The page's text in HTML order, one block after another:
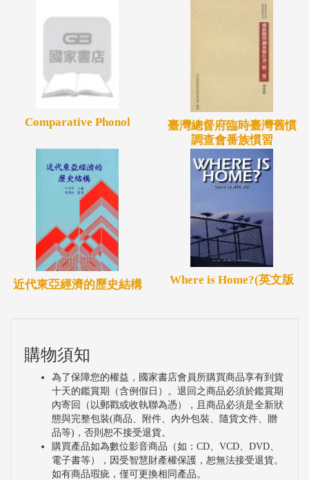
器官—根、莖、葉、花、果、種子為基本架構，結合
本多媒體網站的互動、遠距傳播優勢，帶領初學者進
入植物世界，發現臺灣本土植物。
「發現臺灣植物」網站
Comparative Phonol
臺灣總督府臨時臺灣舊慣
調查會番族慣習
近代東亞經濟的歷史結構 Where is Home?(英文版
購物須知
為了保障您的權益，國家書店會員所購買商品享有到貨
十天的鑑賞期（含例假日）。退回之商品必須於鑑賞期
內寄回（以郵戳或收執聯為憑），且商品必須是全新狀
態與完整包裝(商品、附件、內外包裝、隨貨文件、贈
品等)，否則恕不接受退貨。
購買產品如為數位影音商品（如：CD、VCD、DVD、
電子書等），因受智慧財產權保護，恕無法接受退貨。
如有商品瑕疵，僅可更換相同產品。